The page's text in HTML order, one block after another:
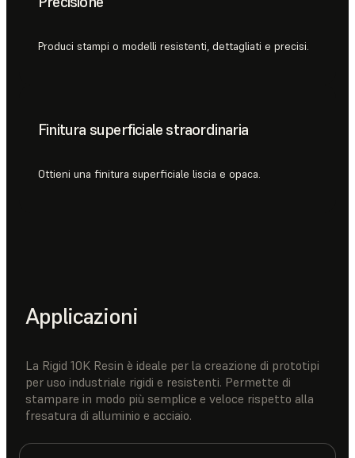
Produci stampi o modelli resistenti, dettagliati e precisi.
Finitura superficiale straordinaria
Ottieni una finitura superficiale liscia e opaca.
Applicazioni
La Rigid 10K Resin è ideale per la creazione di prototipi
per uso industriale rigidi e resistenti. Permette di
stampare in modo più semplice e veloce rispetto alla
fresatura di alluminio e acciaio.